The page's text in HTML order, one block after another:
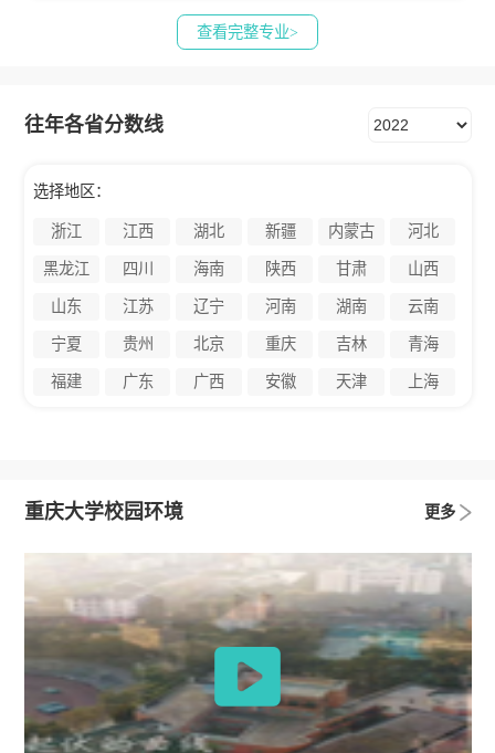
查看完整专业>
往年各省分数线
选择地区：
浙江 江西 湖北 新疆 内蒙古 河北
黑龙江 四川 海南 陕西 甘肃 山西
山东 江苏 辽宁 河南 湖南 云南
宁夏 贵州 北京 重庆 吉林 青海
福建 广东 广西 安徽 天津 上海
重庆大学校园环境 更多